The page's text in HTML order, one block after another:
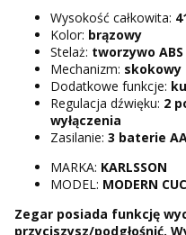
Wysokość całkowita:
Kolor: brązowy
Stelaż: tworzywo ABS
Mechanizm: skokowy
Dodatkowe funkcje:
Regulacja dźwięku: 2
wyłączenia
Zasilanie: 3 baterie
MARKA: KARLSSON
MODEL: MODERN
Zegar posiada funkcję
przyciszysz/podgłośnić.